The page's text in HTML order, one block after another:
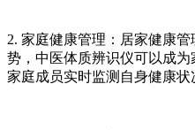
2. 家庭健康管理：居家健康
势，中医体质辨识仪可以成
家庭成员实时监测自身健康状